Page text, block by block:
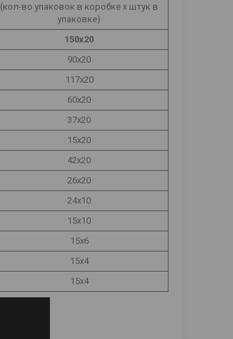
(кол-во упаковок в коробке х штук в
упаковке)
150х20
90х20
117х20
60х20
37х20
15х20
42х20
26х20
24х10
15х10
15х6
15х4
15х4